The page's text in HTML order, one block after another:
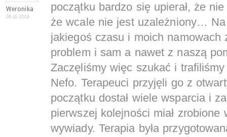
Weronika
06-11-2019
początku bardzo się upierał, że
że wcale nie jest uzależniony… Na
jakiegoś czasu i moich namowach
problem i sam a nawet z naszą
Zaczęliśmy więc szukać i
Nefo. Terapeuci przyjęli go z
początku dostał wiele wsparcia i
pierwszej kolejności miał zrobione
wywiady. Terapia była